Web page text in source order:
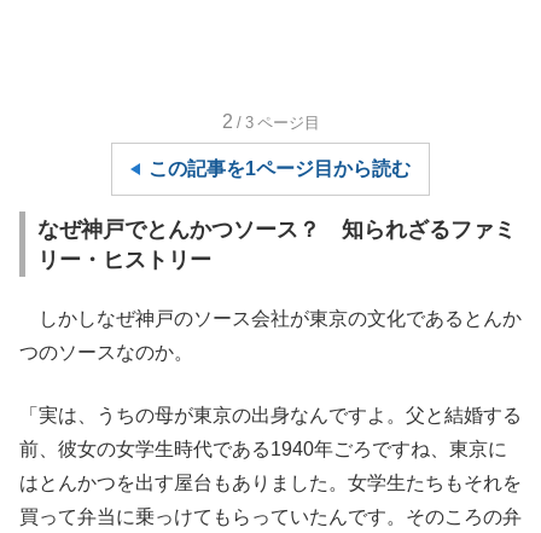
2 /3 ページ目
この記事を1ページ目から読む
なぜ神戸でとんかつソース？ 知られざるファミ
リー・ヒストリー
しかしなぜ神戸のソース会社が東京の文化であるとんか
つのソースなのか。
「実は、うちの母が東京の出身なんですよ。父と結婚する
前、彼女の女学生時代である1940年ごろですね、東京に
はとんかつを出す屋台もありました。女学生たちもそれを
買って弁当に乗っけてもらっていたんです。そのころの弁